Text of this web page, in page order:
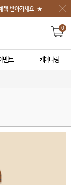
택 받아가세요! ★
0
벤트 케이터링